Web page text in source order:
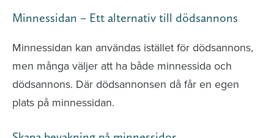
Minnessidan – Ett alternativ till dödsannons
Minnessidan kan användas istället för dödsannons,
men många väljer att ha både minnessida och
dödsannons. Där dödsannonsen då får en egen
plats på minnessidan.